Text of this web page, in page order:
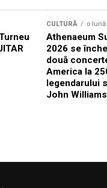
CULTURĂ o
Athenaeum
2026 se
două
America la
legendarului
John